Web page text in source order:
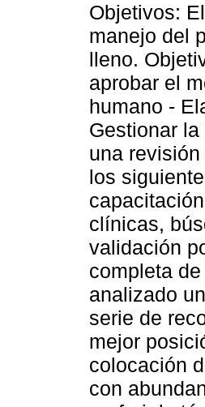
Objetivos:
manejo del
lleno.
aprobar el
humano -
Gestionar
una
los
clínicas,
validación
completa
analizado
serie de
mejor
colocación
con